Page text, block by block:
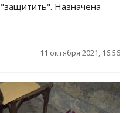
Назначена
11 октября 2021, 16:56